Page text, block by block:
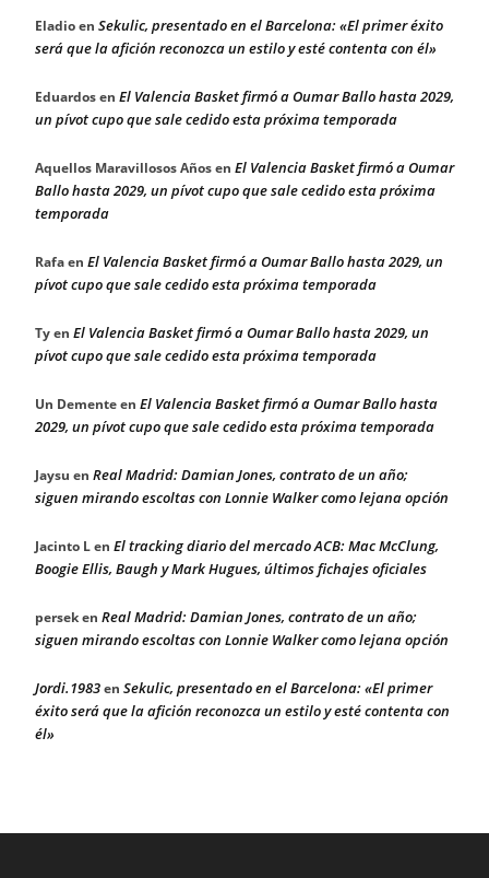
Eladioen Sekulic, presentado en el Barcelona: «El primer éxito
será que la afición reconozca un estilo y esté contenta con él»
Eduardosen El Valencia Basket firmó a Oumar Ballo hasta 2029,
un pívot cupo que sale cedido esta próxima temporada
Aquellos Maravillosos Añosen El Valencia Basket firmó a Oumar
Ballo hasta 2029, un pívot cupo que sale cedido esta próxima
temporada
Rafaen El Valencia Basket firmó a Oumar Ballo hasta 2029, un
pívot cupo que sale cedido esta próxima temporada
Tyen El Valencia Basket firmó a Oumar Ballo hasta 2029, un
pívot cupo que sale cedido esta próxima temporada
Un Dementeen El Valencia Basket firmó a Oumar Ballo hasta
2029, un pívot cupo que sale cedido esta próxima temporada
Jaysu en Real Madrid: Damian Jones, contrato de un año;
siguen mirando escoltas con Lonnie Walker como lejana opción
Jacinto Len El tracking diario del mercado ACB: Mac McClung,
Boogie Ellis, Baugh y Mark Hugues, últimos fichajes oficiales
perseken Real Madrid: Damian Jones, contrato de un año;
siguen mirando escoltas con Lonnie Walker como lejana opción
Jordi.1983en Sekulic, presentado en el Barcelona: «El primer
éxito será que la afición reconozca un estilo y esté contenta con
él»